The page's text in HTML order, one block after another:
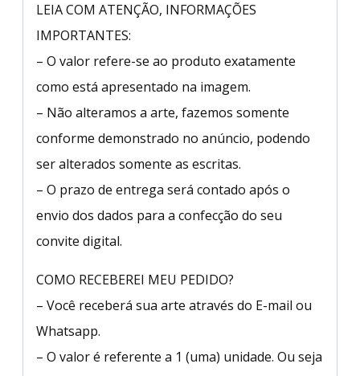
LEIA COM ATENÇÃO, INFORMAÇÕES
IMPORTANTES:
– O valor refere-se ao produto exatamente
como está apresentado na imagem.
– Não alteramos a arte, fazemos somente
conforme demonstrado no anúncio, podendo
ser alterados somente as escritas.
– O prazo de entrega será contado após o
envio dos dados para a confecção do seu
convite digital.
COMO RECEBEREI MEU PEDIDO?
– Você receberá sua arte através do E-mail ou
Whatsapp.
– O valor é referente a 1 (uma) unidade. Ou seja